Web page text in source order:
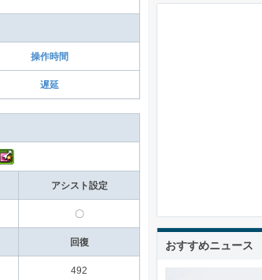
操作時間
遅延
アシスト設定
〇
回復
492
おすすめニュース